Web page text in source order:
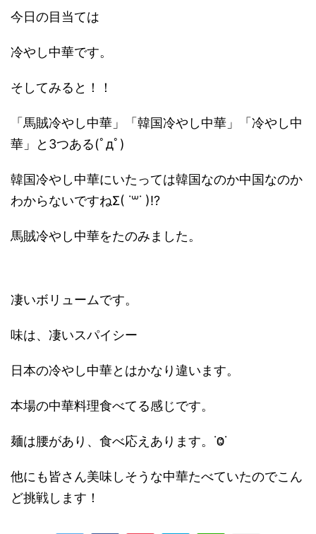
今日の目当ては
冷やし中華です。
そしてみると！！
「馬賊冷やし中華」「韓国冷やし中華」「冷やし中
華」と3つある(ﾟдﾟ)
韓国冷やし中華にいたっては韓国なのか中国なのか
わからないですねΣ( ˙꒳˙ )!?
馬賊冷やし中華をたのみました。
凄いボリュームです。
味は、凄いスパイシー
日本の冷やし中華とはかなり違います。
本場の中華料理食べてる感じです。
麺は腰があり、食べ応えあります。‎‎‎˙Ⱉ˙
他にも皆さん美味しそうな中華たべていたのでこん
ど挑戦します！